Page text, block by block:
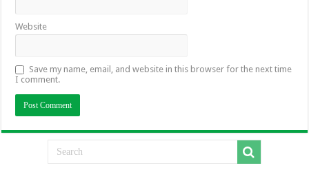
Website
Save my name, email, and website in this browser for the next time
I comment.